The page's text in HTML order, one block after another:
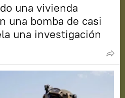
una vivienda
una bomba de casi
una investigación